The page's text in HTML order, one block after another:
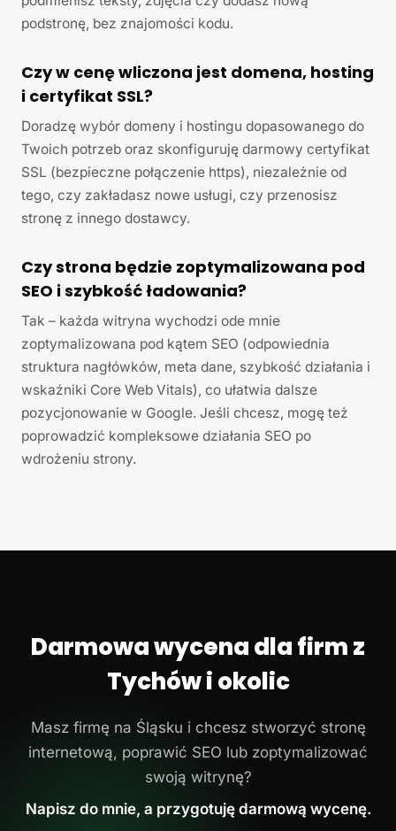
podstronę, bez znajomości kodu.
Czy w cenę wliczona jest domena, hosting
i certyfikat SSL?
Doradzę wybór domeny i hostingu dopasowanego do
Twoich potrzeb oraz skonfiguruję darmowy certyfikat
SSL (bezpieczne połączenie https), niezależnie od
tego, czy zakładasz nowe usługi, czy przenosisz
stronę z innego dostawcy.
Czy strona będzie zoptymalizowana pod
SEO i szybkość ładowania?
Tak – każda witryna wychodzi ode mnie
zoptymalizowana pod kątem SEO (odpowiednia
struktura nagłówków, meta dane, szybkość działania i
wskaźniki Core Web Vitals), co ułatwia dalsze
pozycjonowanie w Google. Jeśli chcesz, mogę też
poprowadzić kompleksowe działania SEO po
wdrożeniu strony.
Darmowa wycena dla firm z
Tychów i okolic
Masz firmę na Śląsku i chcesz stworzyć stronę
internetową, poprawić SEO lub zoptymalizować
swoją witrynę?
Napisz do mnie, a przygotuję darmową wycenę.